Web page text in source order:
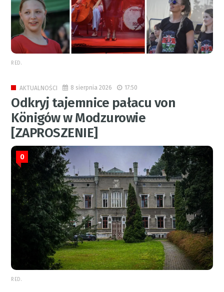
RED.
AKTUALNOŚCI 8 sierpnia 2026 17:50
Odkryj tajemnice pałacu von
Königów w Modzurowie
[ZAPROSZENIE]
0
RED.